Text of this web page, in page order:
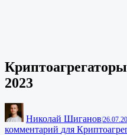
2023
Николай Шиганов|
комментарий для